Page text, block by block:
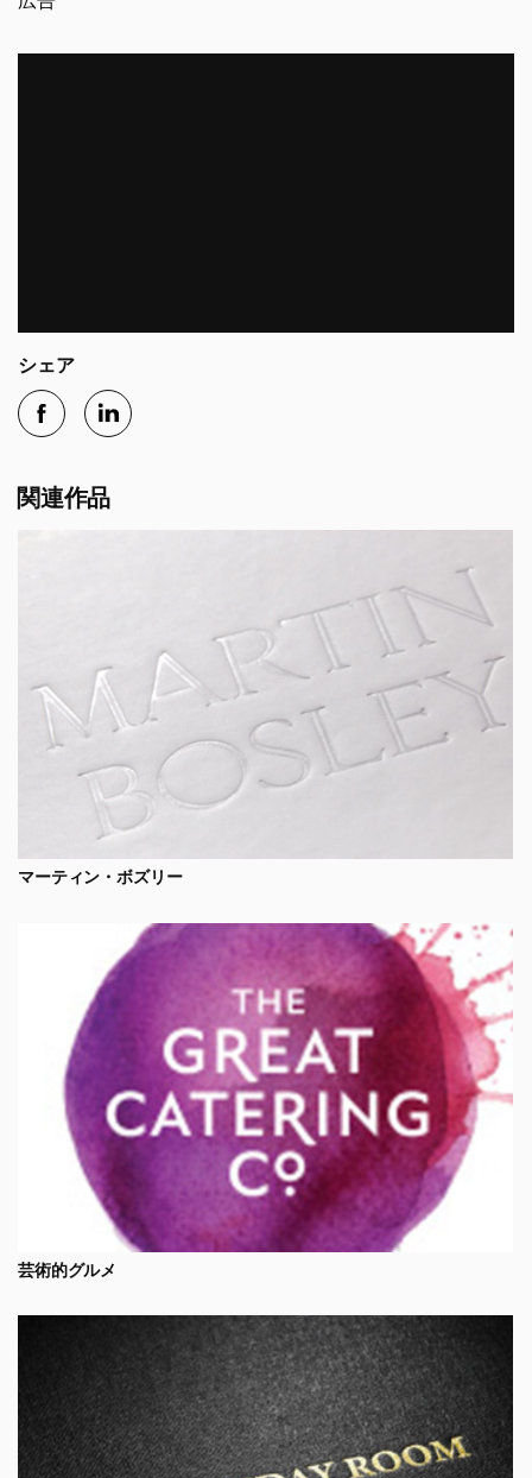
シェア
関連作品
マーティン・ボズリー
芸術的グルメ